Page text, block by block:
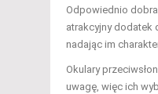
Odpowiednio
atrakcyjny dodatek
nadając im
Okulary
uwagę, więc ich